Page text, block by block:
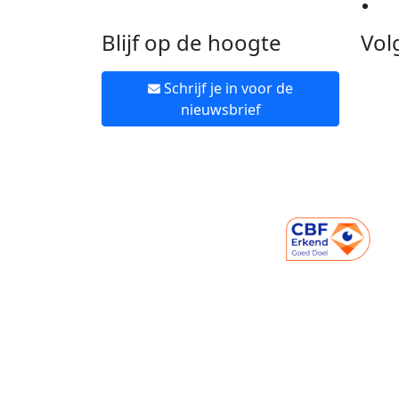
Blijf op de hoogte
Schrijf je in voor de
nieuwsbrief